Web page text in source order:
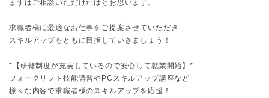
まずはご相談いただければとお思います。
求職者様に最適なお仕事をご提案させていただき
スキルアップもともに目指していきましょう！
*【研修制度が充実しているので安心して就業開始】*
フォークリフト技能講習やPCスキルアップ講座など
様々な内容で求職者様のスキルアップを応援！